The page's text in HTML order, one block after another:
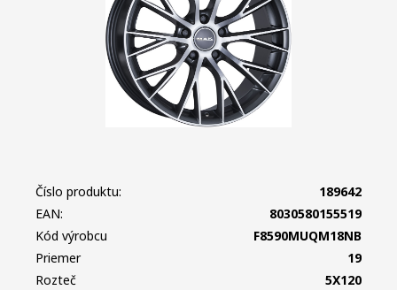
Číslo produktu:
189642
EAN:
8030580155519
Kód výrobcu
F8590MUQM18NB
Priemer
19
Rozteč
5X120